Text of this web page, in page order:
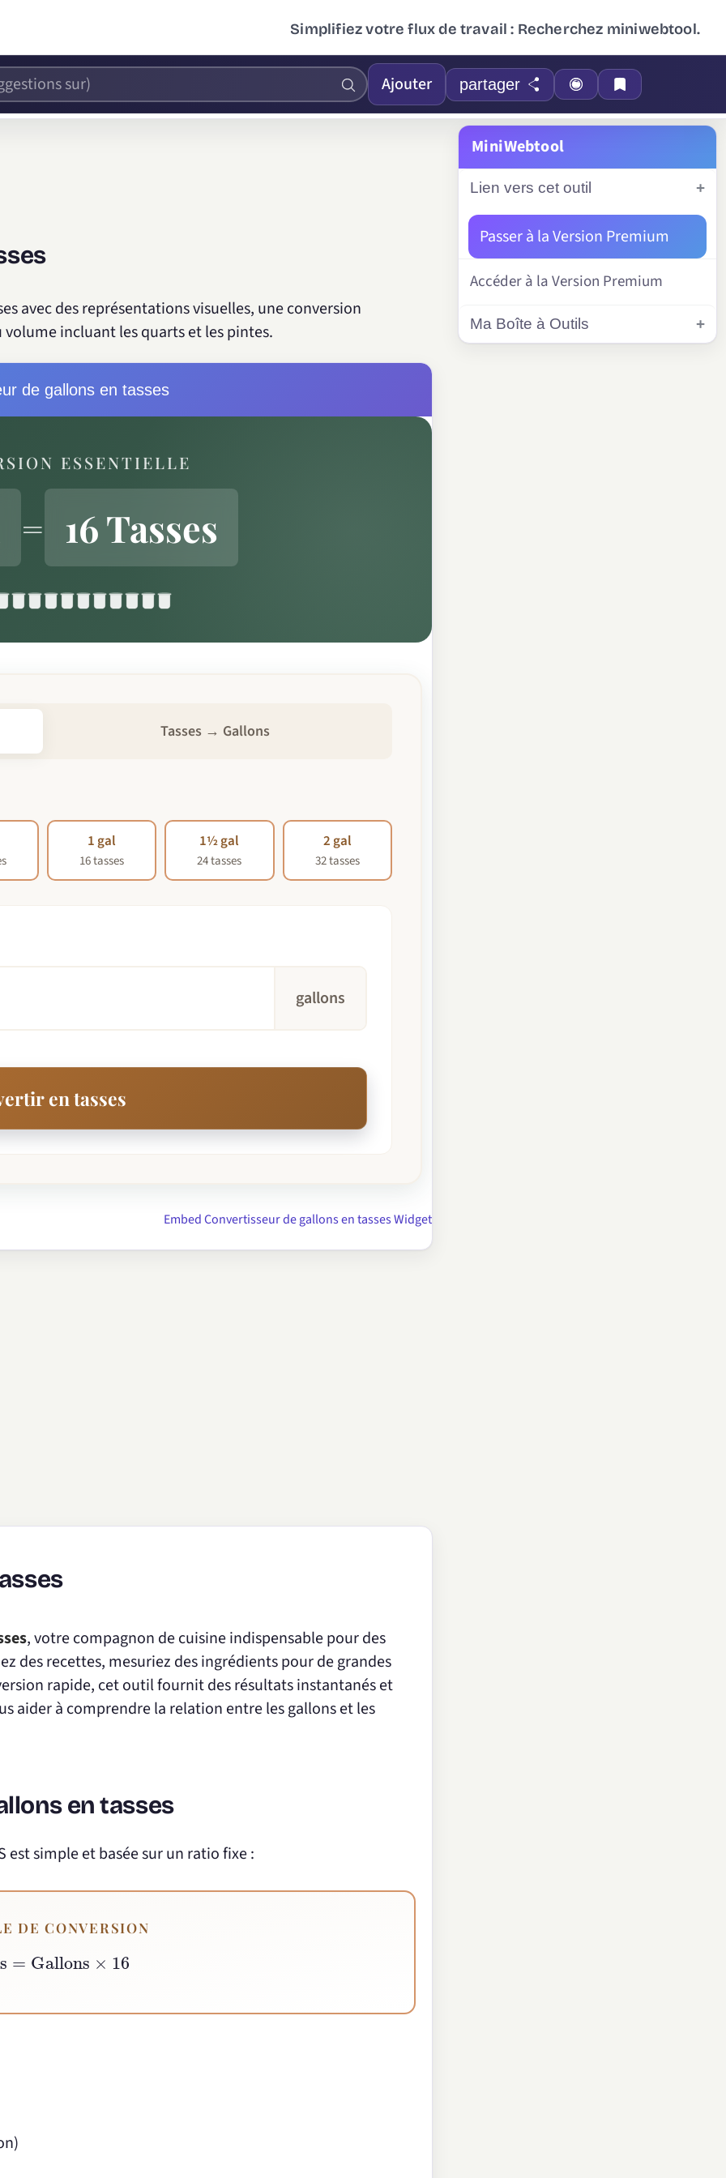
Simplifiez votre flux de travail : Recherchez miniwebtool.
Ajouter partager
avec des représentations visuelles, une conversion
incluant les quarts et les pintes.
de gallons en tasses
ESSENTIELLE
= 16 Tasses
Tasses → Gallons
1 gal
16 tasses
1½ gal
24 tasses
2 gal
32 tasses
gallons
en tasses
Embed Convertisseur de gallons en tasses Widget
, votre compagnon de cuisine indispensable pour des
des recettes, mesuriez des ingrédients pour de grandes
rapide, cet outil fournit des résultats instantanés et
aider à comprendre la relation entre les gallons et les
en tasses
est simple et basée sur un ratio fixe :
DE CONVERSION
= Gallons× 16
MiniWebtool
Lien vers cet outil
Passer à la Version Premium
Accéder à la Version Premium
Ma Boîte à Outils